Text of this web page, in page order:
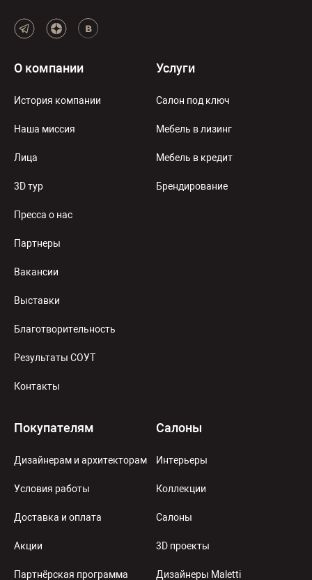
О компании
История компании
Наша миссия
Лица
3D тур
Пресса о нас
Партнеры
Вакансии
Выставки
Благотворительность
Результаты СОУТ
Контакты
Услуги
Салон под ключ
Мебель в лизинг
Мебель в кредит
Брендирование
Покупателям
Дизайнерам и архитекторам
Условия работы
Доставка и оплата
Акции
Партнёрская программа
Салоны
Интерьеры
Коллекции
Салоны
3D проекты
Дизайнеры Maletti